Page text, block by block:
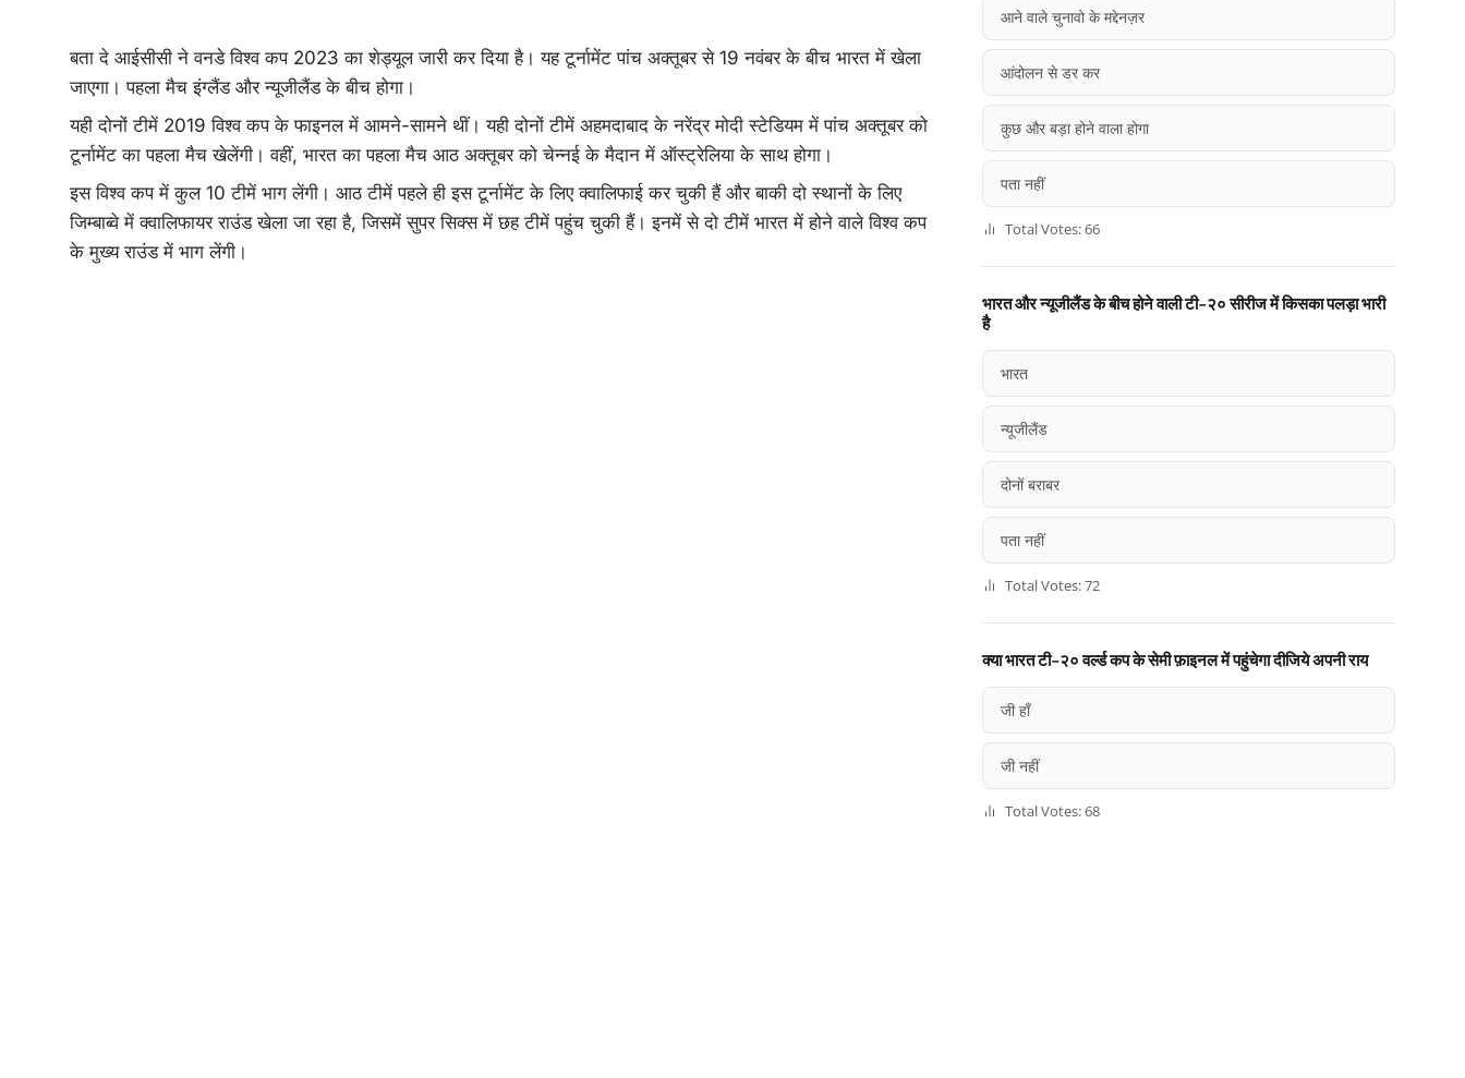
बता दे आईसीसी ने वनडे विश्व कप 2023 का शेड्यूल जारी कर दिया है। यह टूर्नामेंट पांच अक्तूबर से 19 नवंबर के बीच भारत में खेला
जाएगा। पहला मैच इंग्लैंड और न्यूजीलैंड के बीच होगा।
यही दोनों टीमें 2019 विश्व कप के फाइनल में आमने-सामने थीं। यही दोनों टीमें अहमदाबाद के नरेंद्र मोदी स्टेडियम में पांच अक्तूबर को
टूर्नामेंट का पहला मैच खेलेंगी। वहीं, भारत का पहला मैच आठ अक्तूबर को चेन्नई के मैदान में ऑस्ट्रेलिया के साथ होगा।
इस विश्व कप में कुल 10 टीमें भाग लेंगी। आठ टीमें पहले ही इस टूर्नामेंट के लिए क्वालिफाई कर चुकी हैं और बाकी दो स्थानों के लिए
जिम्बाब्वे में क्वालिफायर राउंड खेला जा रहा है, जिसमें सुपर सिक्स में छह टीमें पहुंच चुकी हैं। इनमें से दो टीमें भारत में होने वाले विश्व कप
के मुख्य राउंड में भाग लेंगी।
आने वाले चुनावो के मद्देनज़र
आंदोलन से डर कर
कुछ और बड़ा होने वाला होगा
पता नहीं
Total Votes: 66
भारत और न्यूजीलैंड के बीच होने वाली टी-२० सीरीज में किसका पलड़ा भारी
है
भारत
न्यूजीलैंड
दोनों बराबर
पता नहीं
Total Votes: 72
क्या भारत टी-२० वर्ल्ड कप के सेमी फ़ाइनल में पहुंचेगा दीजिये अपनी राय
जी हाँ
जी नहीं
Total Votes: 68